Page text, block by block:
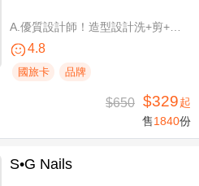
4.8
國旅卡 品牌
$650 $329起
售1840份
S•G Nails